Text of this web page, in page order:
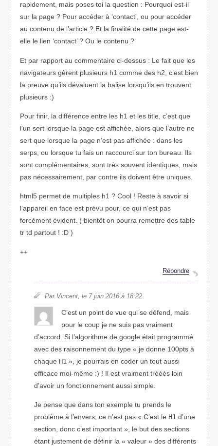
rapidement, mais poses toi la question : Pourquoi est-il
sur la page ? Pour accéder à ‘contact’, ou pour accéder
au contenu de l’article ? Et la finalité de cette page est-
elle le lien ‘contact’ ? Ou le contenu ?
Et par rapport au commentaire ci-dessus : Le fait que les
navigateurs gèrent plusieurs h1 comme des h2, c’est bien
la preuve qu’ils dévaluent la balise lorsqu’ils en trouvent
plusieurs :)
Pour finir, la différence entre les h1 et les title, c’est que
l’un sert lorsque la page est affichée, alors que l’autre ne
sert que lorsque la page n’est pas affichée : dans les
serps, ou lorsque tu fais un raccourci sur ton bureau. Ils
sont complémentaires, sont très souvent identiques, mais
pas nécessairement, par contre ils doivent être uniques.
html5 permet de multiples h1 ? Cool ! Reste à savoir si
l’appareil en face est prévu pour, ce qui n’est pas
forcément évident. ( bientôt on pourra remettre des table
tr td partout ! :D )
++
Répondre
Par Vincent, le 7 juin 2016 à 18:22.
C’est un point de vue qui se défend, mais
pour le coup je ne suis pas vraiment
d’accord. Si l’algorithme de google était programmé
avec des raisonnement du type « je donne 100pts à
chaque H1 », je pourrais en coder un tout aussi
efficace moi-même :) ! Il est vraiment trèèès loin
d’avoir un fonctionnement aussi simple.
Je pense que dans ton exemple tu prends le
problème à l’envers, ce n’est pas
C’est le H1d’une
section, donc c’est important
, le but des sections
étant justement de définir la « valeur » des différents